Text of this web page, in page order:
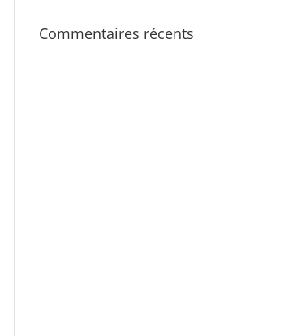
Commentaires récents